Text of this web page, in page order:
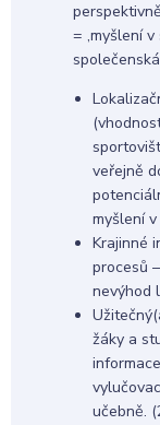
= ,myšlení
veřejně
myšlení
Krajinné
procesů
nevýhod
žáky a
učebně.